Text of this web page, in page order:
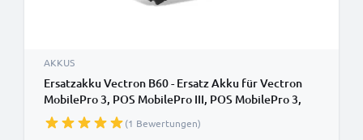
AKKUS
Ersatzakku Vectron B60 - Ersatz Akku für Vectron
MobilePro 3, POS MobilePro III, POS MobilePro 3,
MobilePro III Kartenlesegerät - Zahlungsterminal
Zusatzakku 3000mAh, POS Batterie
(1 Bewertungen)